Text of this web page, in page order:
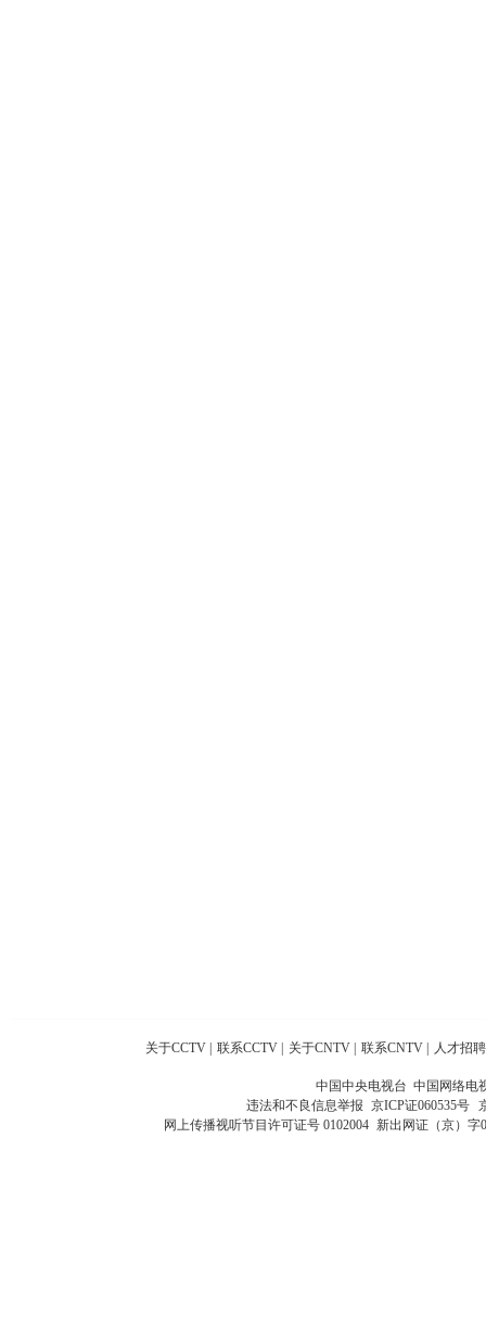
关于CCTV 联系CCTV 关于CNTV 联系CNTV 人才招聘
中国中央电视台 中国网络电
违法和不良信息举报 京ICP证060535号
网上传播视听节目许可证号 0102004 新出网证（京）